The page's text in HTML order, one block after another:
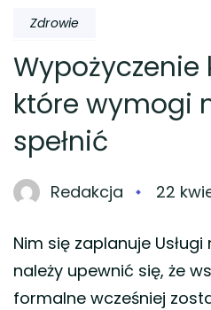
Zdrowie
Wypożyczenie
które wymogi
spełnić
Redakcja 22
Nim się zaplanuje
należy upewnić się, że
formalne wcześniej